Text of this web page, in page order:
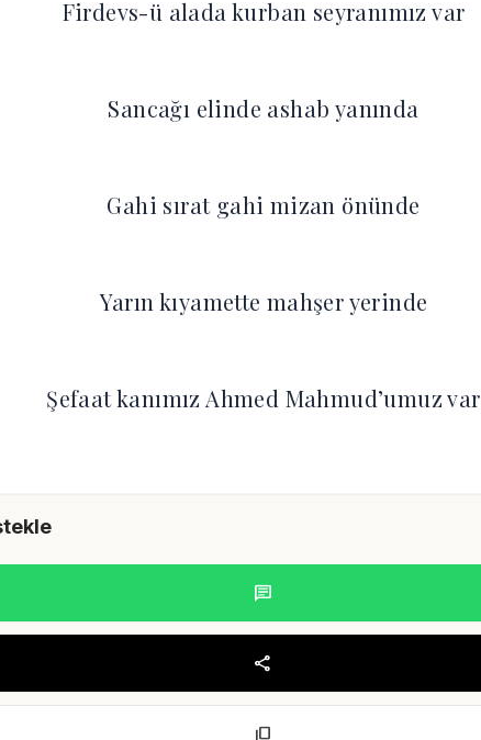
Firdevs-ü alada kurban seyranımız var
Sancağı elinde ashab yanında
Gahi sırat gahi mizan önünde
Yarın kıyamette mahşer yerinde
Şefaat kanımız Ahmed Mahmud’umuz var
chat
share
content_copy